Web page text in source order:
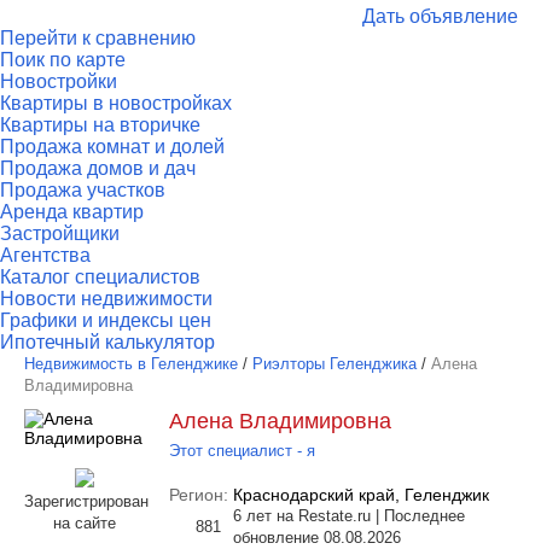
Дать объявление
Перейти к сравнению
Поик по карте
Новостройки
Квартиры в новостройках
Квартиры на вторичке
Продажа комнат и долей
Продажа домов и дач
Продажа участков
Аренда квартир
Застройщики
Агентства
Каталог специалистов
Новости недвижимости
Графики и индексы цен
Ипотечный калькулятор
Недвижимость в Геленджике / Риэлторы Геленджика / Алена
Владимировна
Зарегистрирован
на сайте
Алена Владимировна
Этот специалист - я
Регион: Краснодарский край, Геленджик
881
6 лет на Restate.ru | Последнее
обновление 08.08.2026